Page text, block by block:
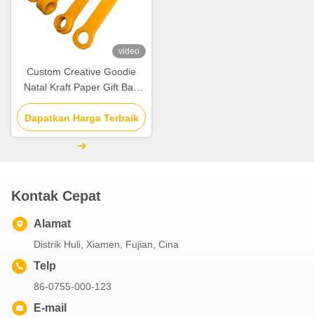
video
Custom Creative Goodie
Natal Kraft Paper Gift Bag
dengan Logo Anda sendiri
untuk pesta dekoratif Natal
Dapatkan Harga Terbaik
Kontak Cepat
Alamat
Distrik Huli, Xiamen, Fujian, Cina
Telp
86-0755-000-123
E-mail